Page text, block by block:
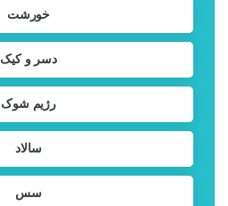
خورشت
دسر و کیک
رژیم شوک
سالاد
سس